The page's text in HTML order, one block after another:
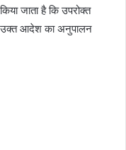
जाता है कि उपरोक्त
उक्त आदेश का अनुपालन